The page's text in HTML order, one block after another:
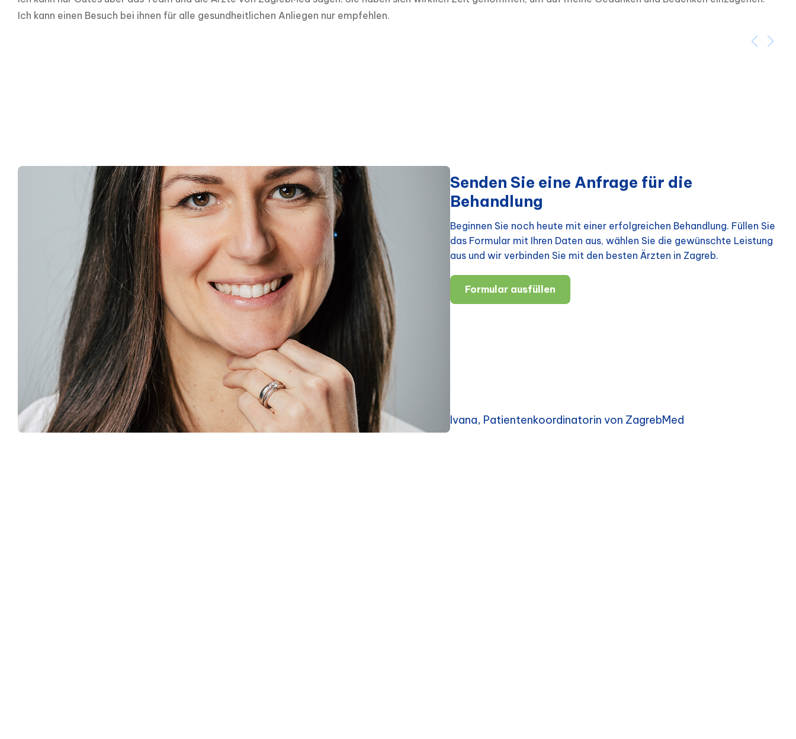
Ich kann einen Besuch bei ihnen für alle gesundheitlichen Anliegen nur empfehlen.
Senden Sie eine Anfrage für die
Behandlung
Beginnen Sie noch heute mit einer erfolgreichen Behandlung. Füllen Sie
das Formular mit Ihren Daten aus, wählen Sie die gewünschte Leistung
aus und wir verbinden Sie mit den besten Ärzten in Zagreb.
Formular ausfüllen
Ivana, Patientenkoordinatorin von ZagrebMed